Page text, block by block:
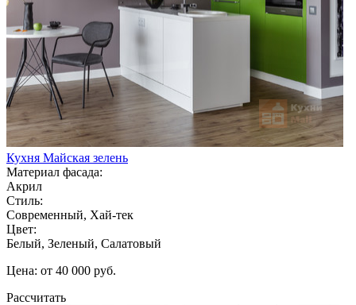
Кухня Майская зелень
Материал фасада:
Акрил
Стиль:
Современный, Хай-тек
Цвет:
Белый, Зеленый, Салатовый
Цена: от 40 000 руб.
Рассчитать